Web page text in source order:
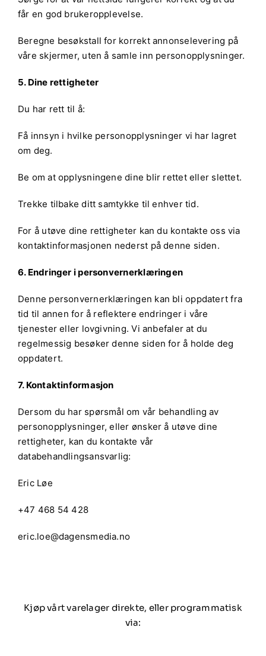
får en god brukeropplevelse.
Beregne besøkstall for korrekt annonselevering på
våre skjermer, uten å samle inn personopplysninger.
5. Dine rettigheter
Du har rett til å:
Få innsyn i hvilke personopplysninger vi har lagret
om deg.
Be om at opplysningene dine blir rettet eller slettet.
Trekke tilbake ditt samtykke til enhver tid.
For å utøve dine rettigheter kan du kontakte oss via
kontaktinformasjonen nederst på denne siden.
6. Endringer i personvernerklæringen
Denne personvernerklæringen kan bli oppdatert fra
tid til annen for å reflektere endringer i våre
tjenester eller lovgivning. Vi anbefaler at du
regelmessig besøker denne siden for å holde deg
oppdatert.
7. Kontaktinformasjon
Dersom du har spørsmål om vår behandling av
personopplysninger, eller ønsker å utøve dine
rettigheter, kan du kontakte vår
databehandlingsansvarlig:
Eric Løe
+47 468 54 428
eric.loe@dagensmedia.no
Kjøp vårt varelager direkte, eller programmatisk
via: